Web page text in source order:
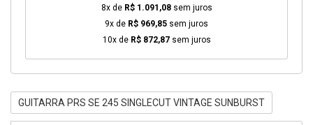
8x de R$ 1.091,08sem juros
9x de R$ 969,85 sem juros
10x de R$ 872,87sem juros
GUITARRA PRS SE 245 SINGLECUT VINTAGE SUNBURST